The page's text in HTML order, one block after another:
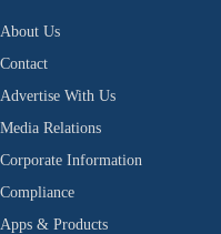
About Us
Contact
Advertise With Us
Media Relations
Corporate Information
Compliance
Apps & Products